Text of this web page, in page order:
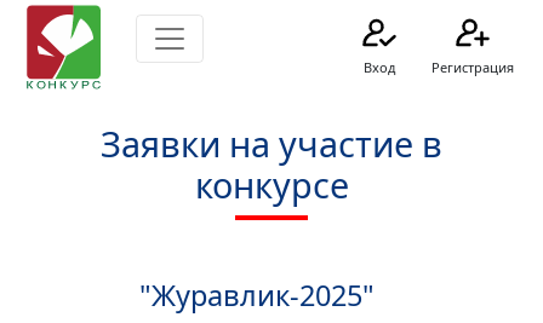
Вход Регистрация
Заявки на участие в
конкурсе
"Журавлик-2025"